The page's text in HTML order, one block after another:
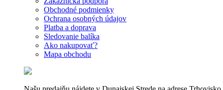
Obchodné podmienky
Ochrana osobných údajov
Platba a doprava
Sledovanie balíka
Ako nakupovať?
Mapa obchodu